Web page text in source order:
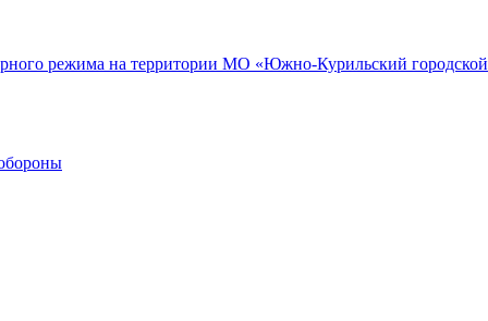
режима на территории МО «Южно-Курильский городской